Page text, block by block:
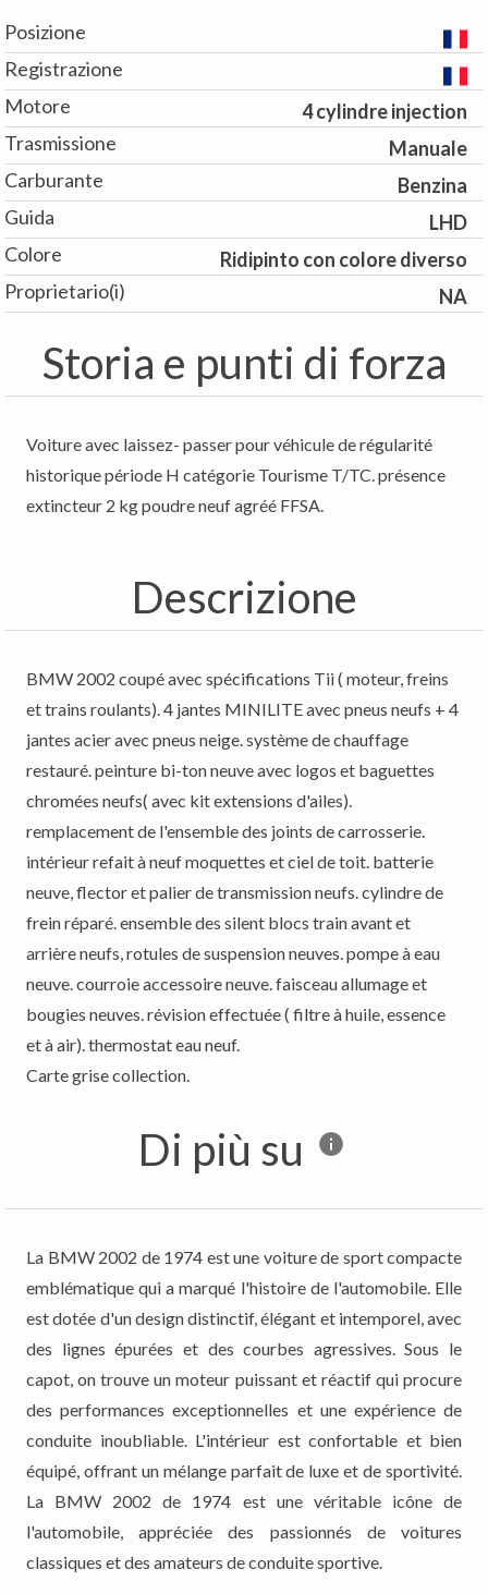
Posizione
Registrazione
Motore
4 cylindre injection
Trasmissione
Manuale
Carburante
Benzina
Guida
LHD
Colore
Ridipinto con colore diverso
Proprietario(i)
NA
Storia e punti di forza
Voiture avec laissez- passer pour véhicule de régularité
historique période H catégorie Tourisme T/TC. présence
extincteur 2 kg poudre neuf agréé FFSA.
Descrizione
BMW 2002 coupé avec spécifications Tii ( moteur, freins
et trains roulants). 4 jantes MINILITE avec pneus neufs + 4
jantes acier avec pneus neige. système de chauffage
restauré. peinture bi-ton neuve avec logos et baguettes
chromées neufs( avec kit extensions d'ailes).
remplacement de l'ensemble des joints de carrosserie.
intérieur refait à neuf moquettes et ciel de toit. batterie
neuve, flector et palier de transmission neufs. cylindre de
frein réparé. ensemble des silent blocs train avant et
arrière neufs, rotules de suspension neuves. pompe à eau
neuve. courroie accessoire neuve. faisceau allumage et
bougies neuves. révision effectuée ( filtre à huile, essence
et à air). thermostat eau neuf.
Carte grise collection.
Di più su
La BMW 2002 de 1974 est une voiture de sport compacte
emblématique qui a marqué l'histoire de l'automobile. Elle
est dotée d'un design distinctif, élégant et intemporel, avec
des lignes épurées et des courbes agressives. Sous le
capot, on trouve un moteur puissant et réactif qui procure
des performances exceptionnelles et une expérience de
conduite inoubliable. L'intérieur est confortable et bien
équipé, offrant un mélange parfait de luxe et de sportivité.
La BMW 2002 de 1974 est une véritable icône de
l'automobile, appréciée des passionnés de voitures
classiques et des amateurs de conduite sportive.